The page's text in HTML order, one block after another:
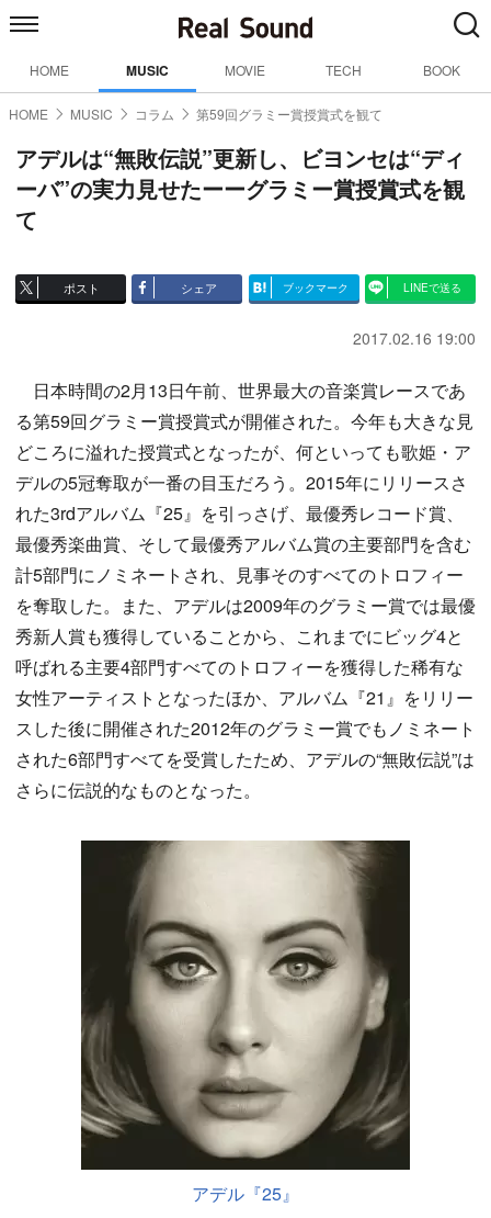
HOME MUSIC MOVIE TECH BOOK
HOME MUSIC コラム 第59回グラミー賞授賞式を観て
アデルは“無敗伝説”更新し、ビヨンセは“ディ
ーバ”の実力見せたーーグラミー賞授賞式を観
て
ポスト シェア ブックマーク LINEで送る
2017.02.16 19:00
日本時間の2月13日午前、世界最大の音楽賞レースであ
る第59回グラミー賞授賞式が開催された。今年も大きな見
どころに溢れた授賞式となったが、何といっても歌姫・ア
デルの5冠奪取が一番の目玉だろう。2015年にリリースさ
れた3rdアルバム『25』を引っさげ、最優秀レコード賞、
最優秀楽曲賞、そして最優秀アルバム賞の主要部門を含む
計5部門にノミネートされ、見事そのすべてのトロフィー
を奪取した。また、アデルは2009年のグラミー賞では最優
秀新人賞も獲得していることから、これまでにビッグ4と
呼ばれる主要4部門すべてのトロフィーを獲得した稀有な
女性アーティストとなったほか、アルバム『21』をリリー
スした後に開催された2012年のグラミー賞でもノミネート
された6部門すべてを受賞したため、アデルの“無敗伝説”は
さらに伝説的なものとなった。
アデル『25』